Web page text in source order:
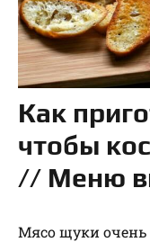
Как
чтобы
// Меню
Мясо щуки очень